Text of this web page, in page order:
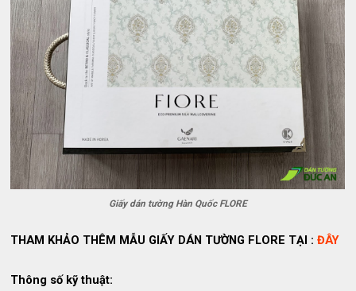
Giấy dán tường Hàn Quốc FLORE
THAM KHẢO THÊM MẪU GIẤY DÁN TƯỜNG FLORE TẠI :ĐÂY
Thông số kỹ thuật: